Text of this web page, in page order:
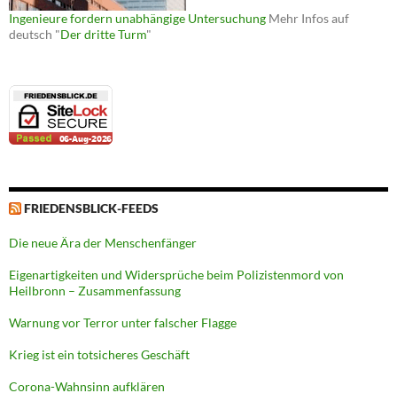
Ingenieure fordern unabhängige Untersuchung Mehr Infos auf
deutsch "Der dritte Turm"
FRIEDENSBLICK-FEEDS
Die neue Ära der Menschenfänger
Eigenartigkeiten und Widersprüche beim Polizistenmord von
Heilbronn – Zusammenfassung
Warnung vor Terror unter falscher Flagge
Krieg ist ein totsicheres Geschäft
Corona-Wahnsinn aufklären